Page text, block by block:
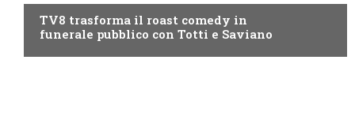
TV8 trasforma il roast comedy in
funerale pubblico con Totti e Saviano